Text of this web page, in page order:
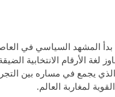
المشهد السياسي في
لغة الأرقام الانتخابية
يجمع في مساره بين
لمغاربة العالم.